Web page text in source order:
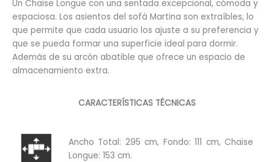
Un Chaise Longue con una sentada excepcional, cómoda y
espaciosa. Los asientos del sofá Martina son extraíbles, lo
que permite que cada usuario los ajuste a su preferencia y
que se pueda formar una superficie ideal para dormir.
Además de su arcón abatible que ofrece un espacio de
almacenamiento extra.
CARACTERÍSTICAS TÉCNICAS
Ancho Total: 295 cm, Fondo: 111 cm, Chaise
Longue: 153 cm.